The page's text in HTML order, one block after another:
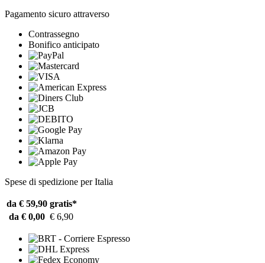
Pagamento sicuro attraverso
Contrassegno
Bonifico anticipato
Spese di spedizione per Italia
da € 59,90 gratis*
da € 0,00 € 6,90